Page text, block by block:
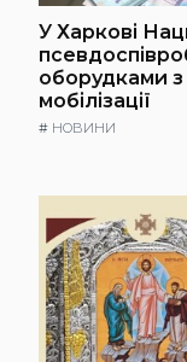
У Харкові
оборудками
мобілізації
# НОВИНИ